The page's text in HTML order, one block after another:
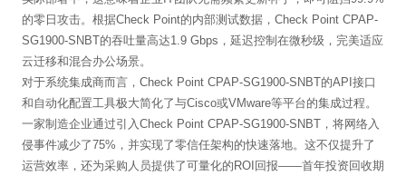
的零日攻击。根据Check Point的内部测试数据，Check Point CPAP-
SG1900-SNBT的吞吐量高达1.9 Gbps，延迟控制在微秒级，完美适应
云迁移和混合办公场景。
对于系统集成商而言，Check Point CPAP-SG1900-SNBT的API接口
和自动化配置工具极大简化了与Cisco或VMware等平台的集成过程。
一家制造企业通过引入Check Point CPAP-SG1900-SNBT，将网络入
侵事件减少了75%，并实现了零信任架构的快速落地。这不仅提升了
运营效率，还为采购人员提供了可量化的ROI回报——首年投资回收期